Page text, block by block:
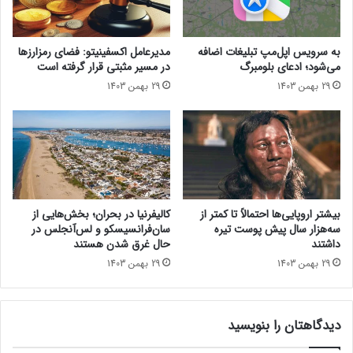
ر
س
پ
ذ
ی
ر
ی
خ
و
ه
د
ا
ش
ت
ر
خ
ا
ن
د
ر
ب
ن
د
ت
ن
به سرویس اپل‌مپ تبلیغات اضافه
می‌شود؛ ادعای بلومبرگ
29 بهمن 1403
مدیرعامل اکسفینیتو:‌ فضای رمزارزها
در مسیر مثبتی قرار گرفته است
29 بهمن 1403
بیشتر اروپایی‌ها احتمالاً تا کمتر از
سه‌هزار سال پیش پوست تیره
داشتند
29 بهمن 1403
کالیفرنیا در بحران؛ بخش‌هایی از
سان‌فرانسیسکو و لس‌آنجلس در
حال غرق شدن هستند
29 بهمن 1403
دیدگاهتان را بنویسید